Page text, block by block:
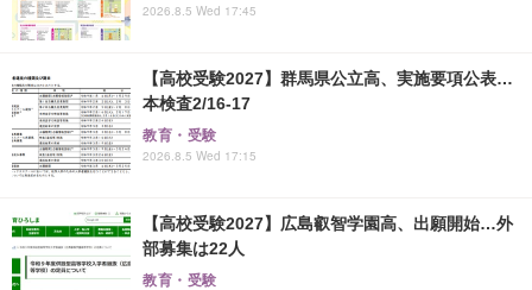
2026.8.5 Wed 17:45
【高校受験2027】群馬県公立高、実施要項公表…
本検査2/16-17
教育・受験
2026.8.5 Wed 17:15
【高校受験2027】広島叡智学園高、出願開始…外
部募集は22人
教育・受験